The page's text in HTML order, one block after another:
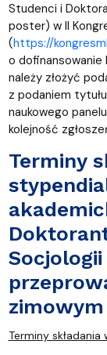
Studenci i
poster) w II
(https://
o dofinansowanie
należy złożyć
z podaniem
naukowego
kolejność
Terminy
zimowym
Terminy